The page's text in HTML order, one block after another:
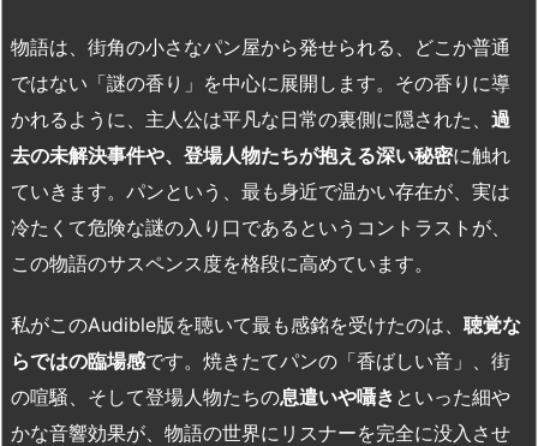
物語は、街角の小さなパン屋から発せられる、どこか普通
ではない「謎の香り」を中心に展開します。その香りに導
かれるように、主人公は平凡な日常の裏側に隠された、 過
去の未解決事件や、登場人物たちが抱える深い秘密に触れ
ていきます。パンという、最も身近で温かい存在が、実は
冷たくて危険な謎の入り口であるというコントラストが、
この物語のサスペンス度を格段に高めています。
私がこのAudible版を聴いて最も感銘を受けたのは、 聴覚な
らではの臨場感です。焼きたてパンの「香ばしい音」、街
の喧騒、そして登場人物たちの息遣いや囁き といった細や
かな音響効果が、物語の世界にリスナーを完全に没入させ